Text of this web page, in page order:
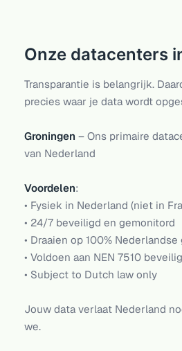
Onze datacenters
Transparantie is belangrijk.
precies waar je data wordt
Groningen – Ons primaire
van Nederland
Voordelen:
• Fysiek in Nederland (niet in
• 24/7 beveiligd en gemonitord
• Draaien op 100%
• Voldoen aan NEN 7510
• Subject to Dutch law only
Jouw data verlaat Nederland
we.